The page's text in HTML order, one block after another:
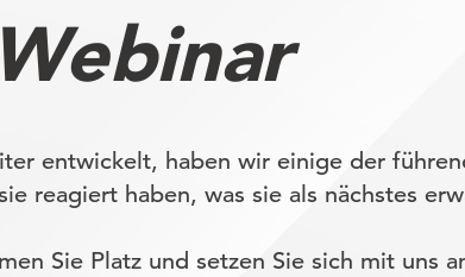
entwickelt, haben wir einige der
reagiert haben, was sie als nächstes
Sie Platz und setzen Sie sich mit uns